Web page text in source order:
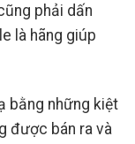
phải dấn
là hãng giúp
bằng những kiệt
được bán ra và